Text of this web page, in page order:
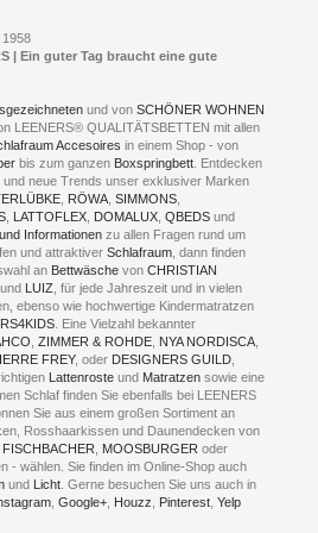
unsere Onlineartikel.
Showroom Terminreservierung
UND TERMIN-
11
213
| Ein guter Tag braucht eine gute
und vonSCHÖNER WOHNEN
LEENERS® QUALITÄTSBETTEN mit allen
Accesoires in einem Shop - von
bis zum ganzen Boxspringbett . Entdecken
und neue Trends unser exklusiver Marken
RÖWA ,SIMMONS
LATTOFLEX DOMALUX ,QBEDS und
Informationen zu allen Fragen rund um
und attraktiverSchlafraum , dann finden
an Bettwäsche vonCHRISTIAN
, und LUIZ , für jede Jahreszeit und in vielen
ebenso wie hochwertige Kindermatratzen
. Eine Vielzahl bekannter
,ZIMMER & ROHDE NYA NORDISCA
FREY, oder DESIGNERS GUILD
Lattenroste und Matratzen sowie eine
Schlaf finden Sie ebenfalls bei LEENERS
Sie aus einem großen Sortiment an
Rosshaarkissen und Daunendecken von
MOOSBURGER oder
- wählen. Sie finden im Online-Shop auch
und Licht . Gerne besuchen Sie uns auch in
,Google+ Houzz Pinterest ,Yelp